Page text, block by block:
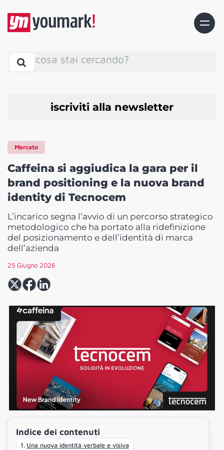
cosa stai cercando?
iscriviti alla newsletter
Mercato
Caffeina si aggiudica la gara per il
brand positioning e la nuova brand
identity di Tecnocem
L’incarico segna l’avvio di un percorso strategico
metodologico che ha portato alla ridefinizione
del posizionamento e dell’identità di marca
dell’azienda
25 Giugno 2026
Indice dei contenuti
Una nuova identità verbale e visiva